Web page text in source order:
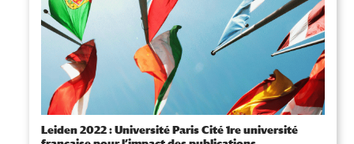
Leiden 2022 : Université Paris Cité 1re université